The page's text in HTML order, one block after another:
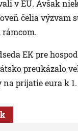
v EÚ. Avšak
čelia výzvam
EK pre
preukázalo
prijatie eura k